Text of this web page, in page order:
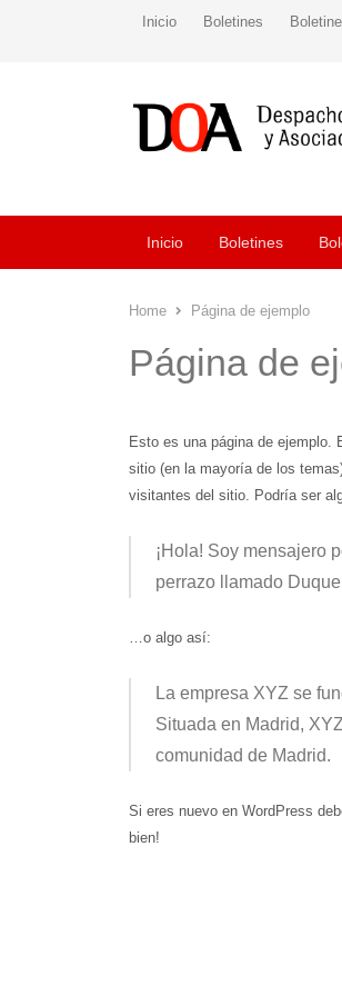
Inicio Boletines
Inicio Boletines
Home
Página de ejemplo
Página de
Esto es una página de ejemplo.
sitio (en la mayoría de los
visitantes del sitio. Podría ser
¡Hola! Soy mensajero
perrazo llamado
…o algo así:
La empresa XYZ se
Situada en Madrid,
comunidad de Madrid.
Si eres nuevo en WordPress
bien!